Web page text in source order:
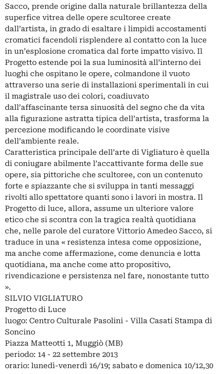
Sacco, prende origine dalla naturale brillantezza della
superfice vitrea delle opere scultoree create
dall’artista, in grado di esaltare i limpidi accostamenti
cromatici facendoli risplendere al contatto con la luce
in un’esplosione cromatica dal forte impatto visivo. Il
Progetto estende poi la sua luminosità all’interno dei
luoghi che ospitano le opere, colmandone il vuoto
attraverso una serie di installazioni sperimentali in cui
il magistrale uso dei colori, coadiuvato
dall’affascinante tersa sinuosità del segno che da vita
alla figurazione astratta tipica dell’artista, trasforma la
percezione modificando le coordinate visive
dell’ambiente reale.
Caratteristica principale dell’arte di Vigliaturo è quella
di coniugare abilmente l’accattivante forma delle sue
opere, sia pittoriche che scultoree, con un contenuto
forte e spiazzante che si sviluppa in tanti messaggi
rivolti allo spettatore quanti sono i lavori in mostra. Il
Progetto di luce, allora, assume un ulteriore valore
etico che si scontra con la tragica realtà quotidiana
che, nelle parole del curatore Vittorio Amedeo Sacco, si
traduce in una « resistenza intesa come opposizione,
ma anche come affermazione, come denuncia e lotta
quotidiana, ma anche come atto propositivo,
rivendicazione e persistenza nel fare, nonostante tutto
».
SILVIO VIGLIATURO
Progetto di Luce
luogo: Centro Culturale Pasolini - Villa Casati Stampa di
Soncino
Piazza Matteotti 1, Muggiò (MB)
periodo: 14 - 22 settembre 2013
orario: lunedì-venerdì 16/19; sabato e domenica 10/12,30